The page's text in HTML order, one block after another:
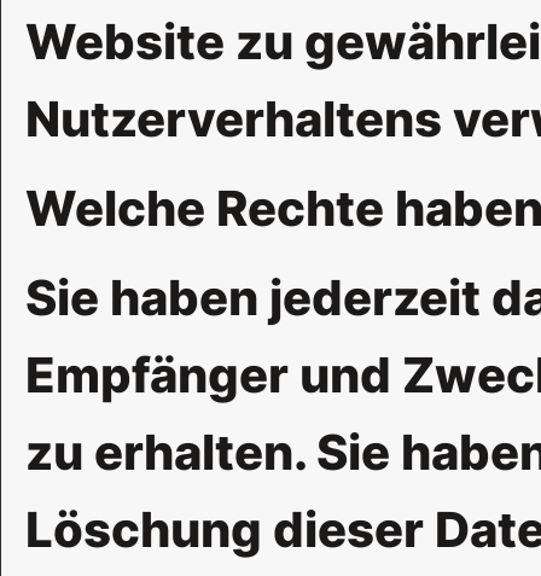
Website zu
Nutzerverhaltens
Welche Rechte
Sie haben jederzeit
Empfänger und
zu erhalten. Sie
Löschung dieser